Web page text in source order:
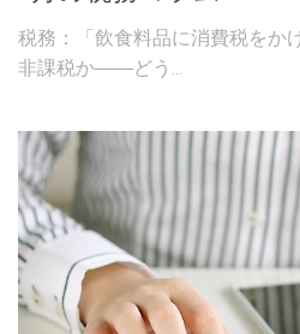
税務：「飲食料品に消費税をか
非課税か――どう...